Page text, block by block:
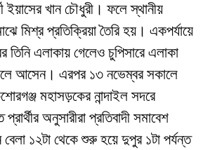
ইয়াসের খান চৌধুরী। ফলে স্থানীয়
মিশ্র প্রতিক্রিয়া তৈরি হয়। একপর্যায়ে
তিনি এলাকায় গেলেও চুপিসারে এলাকা
আসেন। এরপর ১৩ নভেম্বর সকালে
মহাসড়কের নান্দাইল সদরে
অনুসারীরা প্রতিবাদী সমাবেশ
১২টা থেকে শুরু হয়ে দুপুর ১টা পর্যন্ত